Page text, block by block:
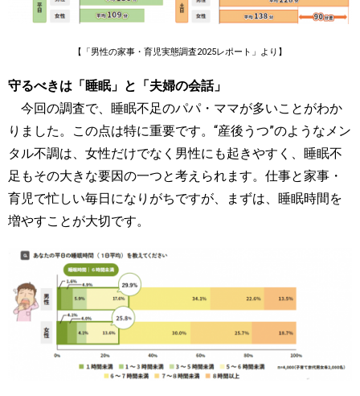
【「男性の家事・育児実態調査2025レポート」より】
守るべきは「睡眠」と「夫婦の会話」
今回の調査で、睡眠不足のパパ・ママが多いことがわか
りました。この点は特に重要です。“産後うつ”のようなメン
タル不調は、女性だけでなく男性にも起きやすく、睡眠不
足もその大きな要因の一つと考えられます。仕事と家事・
育児で忙しい毎日になりがちですが、まずは、睡眠時間を
増やすことが大切です。